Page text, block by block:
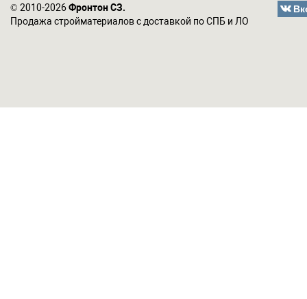
© 2010-2026Фронтон СЗ.
Продажа стройматериалов с доставкой по СПБ и ЛО